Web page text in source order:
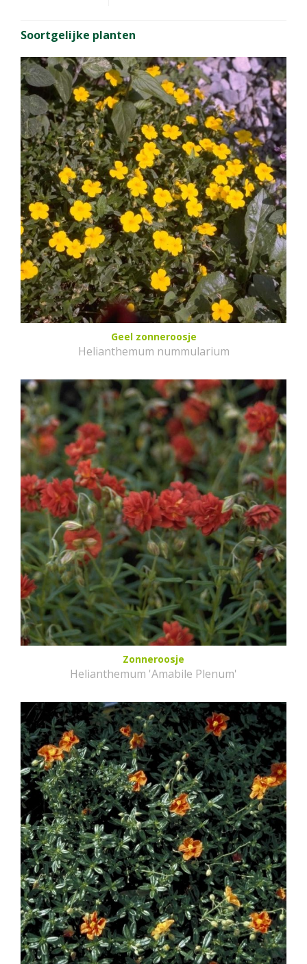
Soortgelijke planten
Geel zonneroosje
Helianthemum nummularium
Zonneroosje
Helianthemum 'Amabile Plenum'